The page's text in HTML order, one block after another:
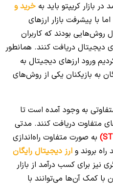
بازار کریپتو باید به خرید و
با پیشرفت بازار ارزهای
روش‌هایی بودند که کاربران
دیجیتال دریافت کنند. همانطور
ورود ارزهای دیجیتال به
به بازیکنان یکی از روش‌های
به وجود آمده است تا
متفاوت دریافت کنند. مدتی
به صورت متفاوت راه‌اندازی
راه بروند و ارز دیجیتال رایگان
نیز برای کسب درآمد از بازار
با کمک آن‌ها می‌توانند با